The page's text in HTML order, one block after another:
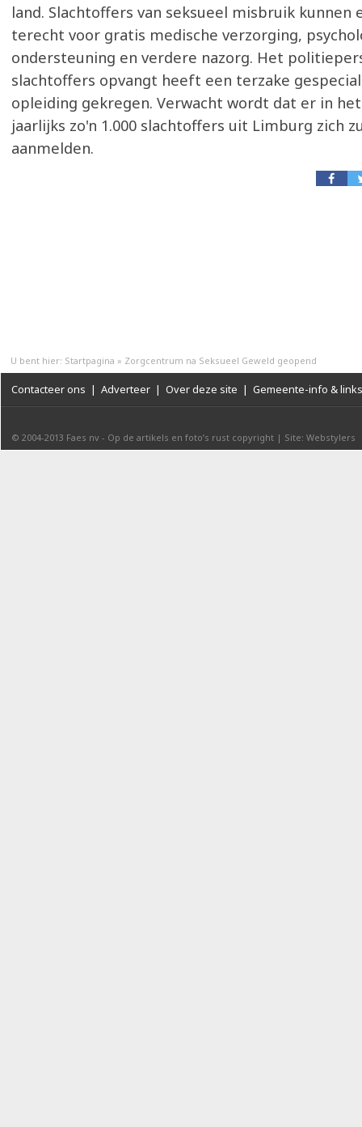
land. Slachtoffers van seksueel misbruik kunnen
terecht voor gratis medische verzorging,
ondersteuning en verdere nazorg. Het
slachtoffers opvangt heeft een terzake
opleiding gekregen. Verwacht wordt dat er in
jaarlijks zo'n 1.000 slachtoffers uit Limburg zich
aanmelden.
U bent hier: Startpagina » Zorgcentrum na Seksueel Geweld geopend
Contacteer ons | Adverteer | Over deze site | Gemeente-info & links
© 2004-2013 Faes nv - Op de artikels en foto’s rust copyright | Site: Webstylers